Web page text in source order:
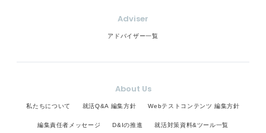
Adviser
アドバイザー一覧
About Us
私たちについて 就活Q&A 編集方針 Webテストコンテンツ 編集方針
編集責任者メッセージ D&Iの推進 就活対策資料&ツール一覧